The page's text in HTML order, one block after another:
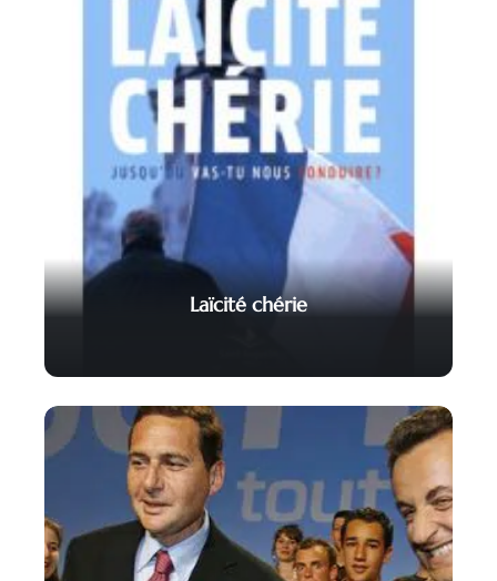
Laïcité chérie